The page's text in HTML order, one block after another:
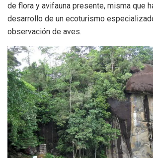
de flora y avifauna presente, misma que
desarrollo de un ecoturismo
observación de aves.